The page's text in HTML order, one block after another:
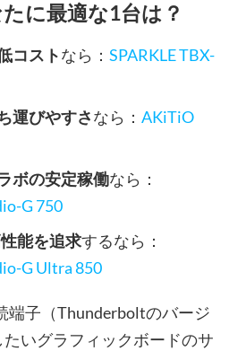
に最適な1台は？
コストなら： SPARKLE TBX-
運びやすさなら： AKiTiO
ボの安定稼働なら：
G 750
能を追求するなら：
G Ultra 850
端子（Thunderboltのバージ
たいグラフィックボードのサ